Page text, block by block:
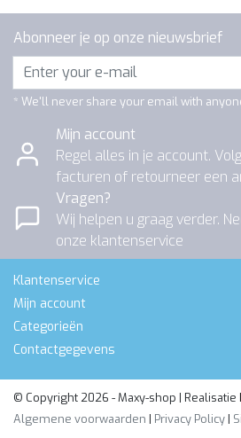
Abonneer je op onze nieuwsbrief
* We'll never share your email with
Mijn account
Regel alles in je account.
facturen of retourneer een
Vragen?
Wij helpen u graag verder.
onze klantenservice
Klantenservice
Mijn account
Categorieën
Contactgegevens
© Copyright 2026 - Maxy-shop | Realisatie
Algemene voorwaarden | Privacy Policy |